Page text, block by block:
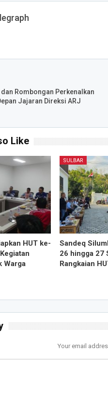
dan Rombongan Perkenalkan
Jajaran Direksi ARJ
Like
HUT ke-
Warga
SULBAR
Sandeq
26 hingga 27
Rangkaian
Your email